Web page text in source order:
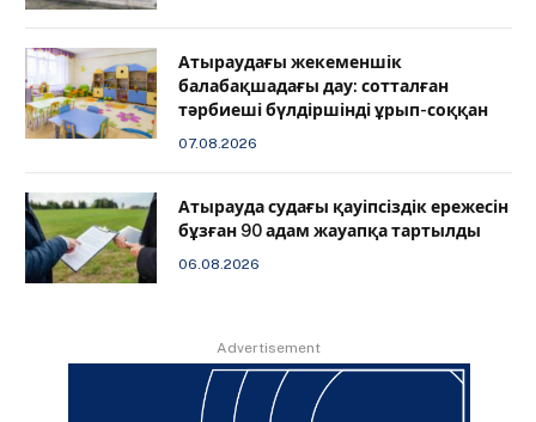
Атыраудағы жекеменшік
балабақшадағы дау: сотталған
тәрбиеші бүлдіршінді ұрып-соққан
07.08.2026
Атырауда судағы қауіпсіздік ережесін
бұзған 90 адам жауапқа тартылды
06.08.2026
Advertisement